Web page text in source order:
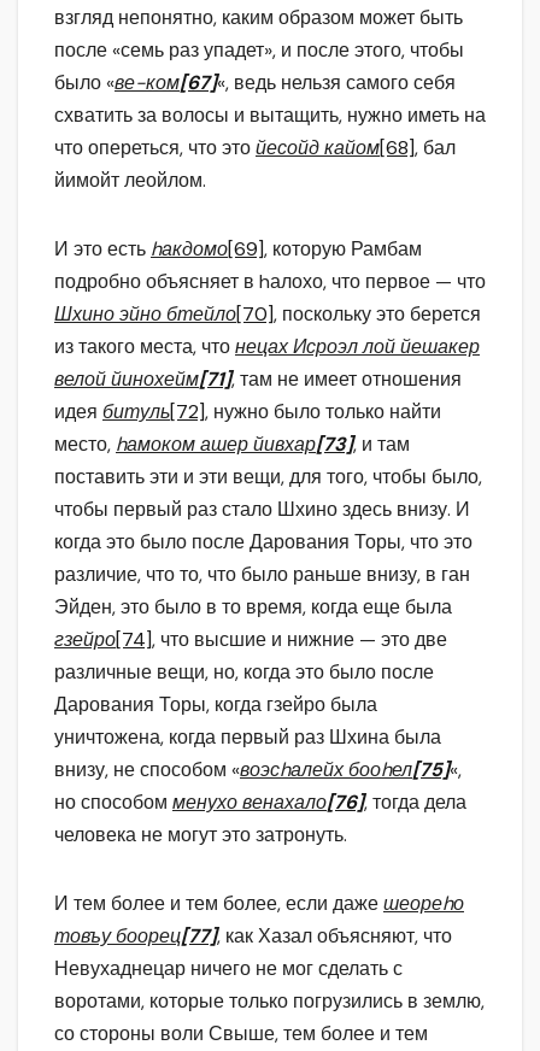
взгляд непонятно, каким образом может быть
после «семь раз упадет», и после этого, чтобы
было «ве-ком[67]«, ведь нельзя самого себя
схватить за волосы и вытащить, нужно иметь на
что опереться, что этойесойд кайом[68], бал
йимойт леойлом.
И это есть hакдомо[69], которую Рамбам
подробно объясняет в hалохо, что первое — что
Шхино эйно бтейло[70], поскольку это берется
из такого места, чтонецах Исроэл лой йешакер
велой йинохейм[71], там не имеет отношения
идея битуль[72], нужно было только найти
место, hамоком ашер йивхар[73], и там
поставить эти и эти вещи, для того, чтобы было,
чтобы первый раз стало Шхино здесь внизу. И
когда это было после Дарования Торы, что это
различие, что то, что было раньше внизу, в ган
Эйден, это было в то время, когда еще была
гзейро[74], что высшие и нижние — это две
различные вещи, но, когда это было после
Дарования Торы, когда гзейро была
уничтожена, когда первый раз Шхина была
внизу, не способом «воэсhалейх бооhел[75]«,
но способом менухо венахало[76], тогда дела
человека не могут это затронуть.
И тем более и тем более, если дажешеореhо
товъу боорец[77], как Хазал объясняют, что
Невухаднецар ничего не мог сделать с
воротами, которые только погрузились в землю,
со стороны воли Свыше, тем более и тем